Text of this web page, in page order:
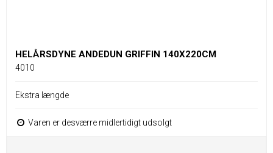
HELÅRSDYNE ANDEDUN GRIFFIN 140X220CM
4010
Ekstra længde
Varen er desværre midlertidigt udsolgt